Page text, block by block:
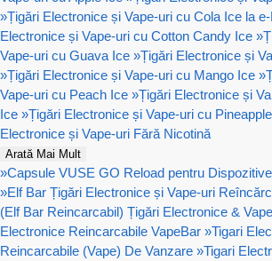
»Țigări Electronice și Vape-uri cu Cola Ice la
Electronice și Vape-uri cu Cotton Candy Ice »
Vape-uri cu Guava Ice »Țigări Electronice și
»Țigări Electronice și Vape-uri cu Mango Ice »
Vape-uri cu Peach Ice »Țigări Electronice și
Ice »Țigări Electronice și Vape-uri cu
Electronice și Vape-uri Fără Nicotină
Arată Mai Mult
»Capsule VUSE GO Reload pentru
»Elf Bar Țigări Electronice și Vape-uri
(Elf Bar Reincarcabil) Țigări Electronice &
Electronice Reincarcabile VapeBar »Tigari
Reincarcabile (Vape) De Vanzare »Tigari